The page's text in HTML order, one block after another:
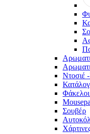
Ντοσιέ
Σουβέρ